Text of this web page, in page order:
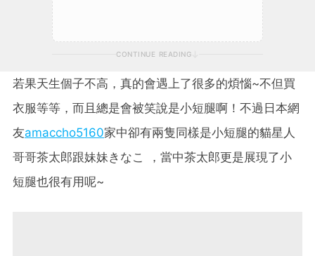
CONTINUE READING
若果天生個子不高，真的會遇上了很多的煩惱~不但買
衣服等等，而且總是會被笑說是小短腿啊！不過日本網
友amaccho5160家中卻有兩隻同樣是小短腿的貓星人
哥哥茶太郎跟妹妹きなこ ，當中茶太郎更是展現了小
短腿也很有用呢~